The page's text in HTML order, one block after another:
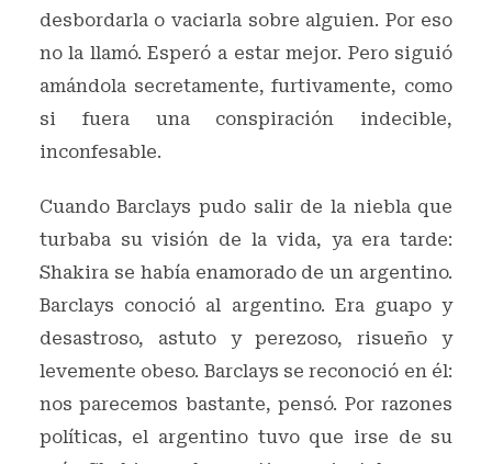
desbordarla o vaciarla sobre alguien. Por eso
no la llamó. Esperó a estar mejor. Pero siguió
amándola secretamente, furtivamente, como
si fuera una conspiración indecible,
inconfesable.
Cuando Barclays pudo salir de la niebla que
turbaba su visión de la vida, ya era tarde:
Shakira se había enamorado de un argentino.
Barclays conoció al argentino. Era guapo y
desastroso, astuto y perezoso, risueño y
levemente obeso. Barclays se reconoció en él:
nos parecemos bastante, pensó. Por razones
políticas, el argentino tuvo que irse de su